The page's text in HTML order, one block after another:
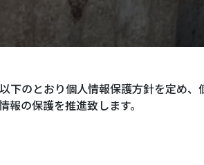
下のとおり個人情報保護方針を定め
の保護を推進致します。